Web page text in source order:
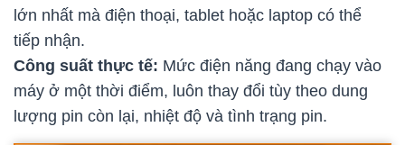
lớn nhất mà điện thoại, tablet hoặc laptop có thể
tiếp nhận.
Công suất thực tế: Mức điện năng đang chạy vào
máy ở một thời điểm, luôn thay đổi tùy theo dung
lượng pin còn lại, nhiệt độ và tình trạng pin.